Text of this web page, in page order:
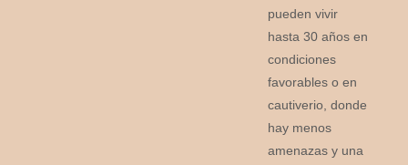
pueden vivir
hasta 30 años en
condiciones
favorables o en
cautiverio, donde
hay menos
amenazas y una